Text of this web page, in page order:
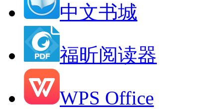
中文书城
福昕阅读器
WPS Office